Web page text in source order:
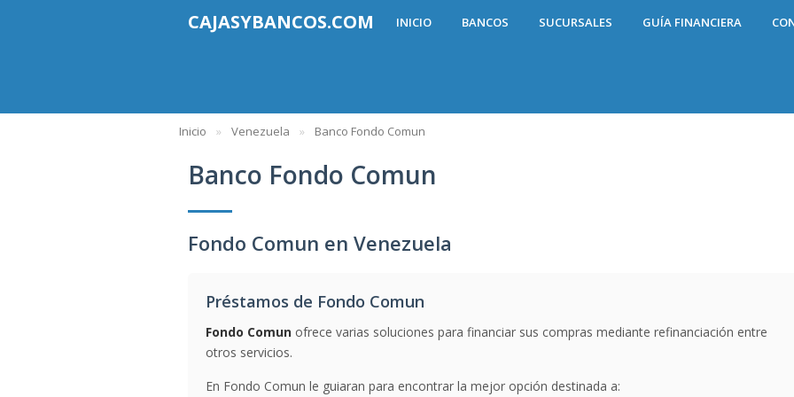
CAJASYBANCOS.COM INICIO BANCOS SUCURSALES GUÍA FINANCIERA
Inicio Venezuela Banco Fondo Comun
Banco Fondo Comun
Fondo Comun en Venezuela
Préstamos de Fondo Comun
Fondo Comun ofrece varias soluciones para financiar sus compras mediante refinanciación entre
otros servicios.
En Fondo Comun le guiaran para encontrar la mejor opción destinada a: